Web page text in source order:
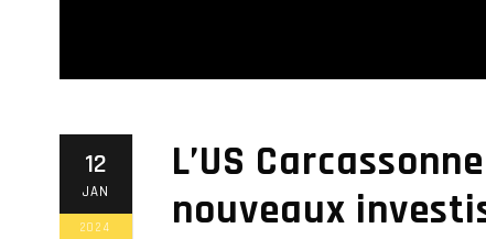
12
JAN
2024
L’US
nouveaux